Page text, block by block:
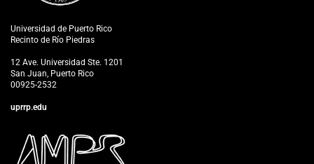
Universidad de Puerto Rico
Recinto de Río Piedras
12 Ave. Universidad Ste. 1201
San Juan, Puerto Rico
00925-2532
uprrp.edu